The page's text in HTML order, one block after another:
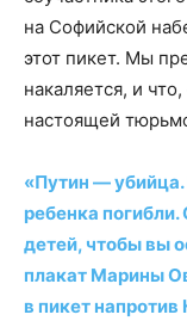
на Софийской
этот пикет. Мы
накаляется, и
настоящей
«Путин —
ребенка
детей, чтобы вы
плакат Марины
в пикет